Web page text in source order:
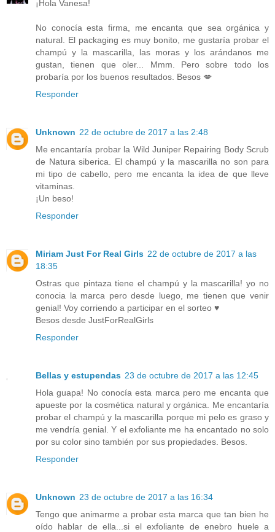
¡Hola Vanesa!
No conocía esta firma, me encanta que sea orgánica y
natural. El packaging es muy bonito, me gustaría probar el
champú y la mascarilla, las moras y los arándanos me
gustan, tienen que oler... Mmm. Pero sobre todo los
probaría por los buenos resultados. Besos 💋
Responder
Unknown 22 de octubre de 2017 a las 2:48
Me encantaría probar la Wild Juniper Repairing Body Scrub
de Natura siberica. El champú y la mascarilla no son para
mi tipo de cabello, pero me encanta la idea de que lleve
vitaminas.
¡Un beso!
Responder
Miriam Just For Real Girls 22 de octubre de 2017 a las
18:35
Ostras que pintaza tiene el champú y la mascarilla! yo no
conocia la marca pero desde luego, me tienen que venir
genial! Voy corriendo a participar en el sorteo ♥
Besos desde JustForRealGirls
Responder
Bellas y estupendas 23 de octubre de 2017 a las 12:45
Hola guapa! No conocía esta marca pero me encanta que
apueste por la cosmética natural y orgánica. Me encantaría
probar el champú y la mascarilla porque mi pelo es graso y
me vendría genial. Y el exfoliante me ha encantado no solo
por su color sino también por sus propiedades. Besos.
Responder
Unknown 23 de octubre de 2017 a las 16:34
Tengo que animarme a probar esta marca que tan bien he
oído hablar de ella...si el exfoliante de enebro huele a